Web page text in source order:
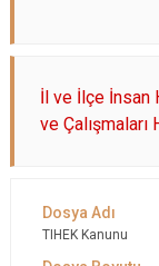
İl ve İlçe İnsan
ve Çalışmaları
TIHEK Kanunu